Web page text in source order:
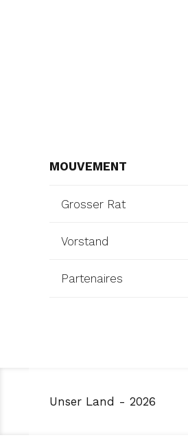
MOUVEMENT
Grosser Rat
Vorstand
Partenaires
Unser Land - 2026